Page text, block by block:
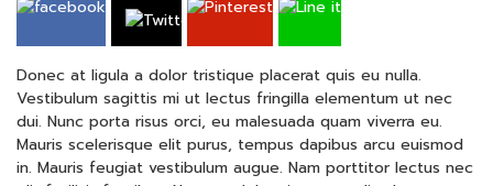
Donec at ligula a dolor tristique placerat quis eu nulla.
Vestibulum sagittis mi ut lectus fringilla elementum ut nec
dui. Nunc porta risus orci, eu malesuada quam viverra eu.
Mauris scelerisque elit purus, tempus dapibus arcu euismod
in. Mauris feugiat vestibulum augue. Nam porttitor lectus nec